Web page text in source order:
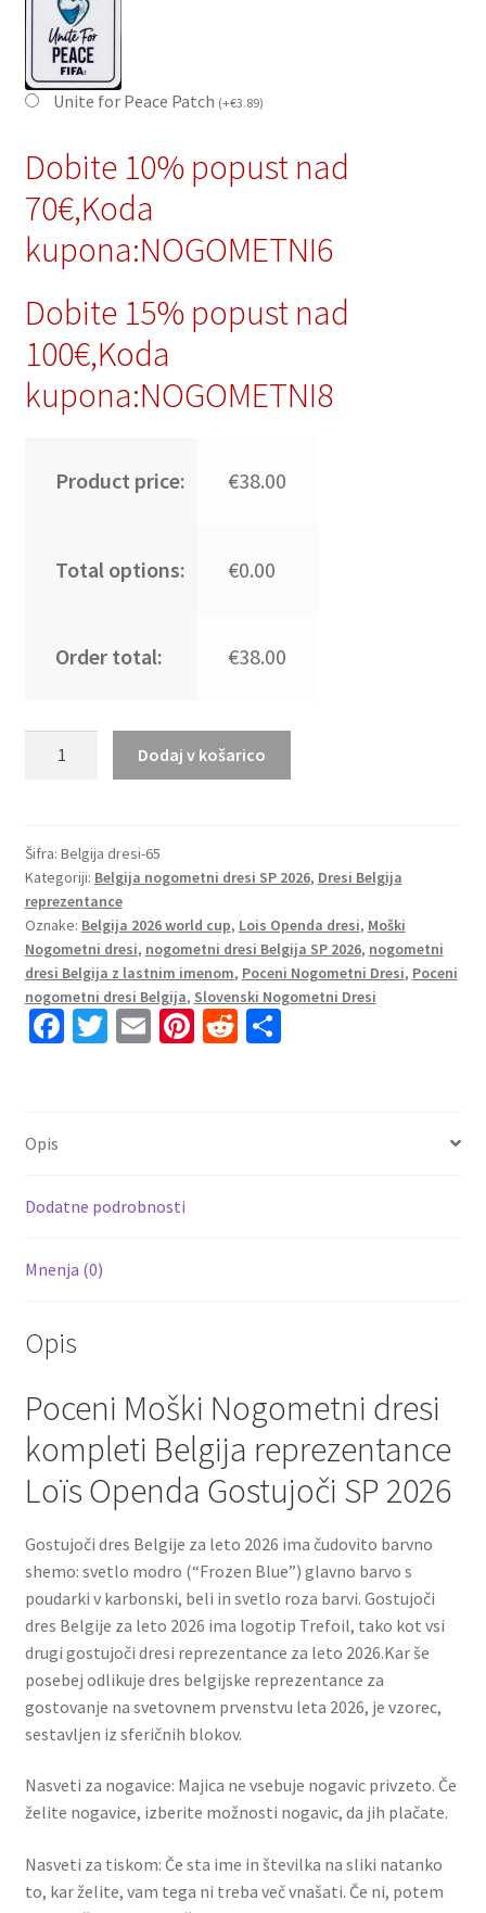
Unite for Peace Patch (+€3.89)
Dobite 10% popust nad
70€,Koda
kupona:NOGOMETNI6
Dobite 15% popust nad
100€,Koda
kupona:NOGOMETNI8
Product price: €38.00
Total options: €0.00
Order total: €38.00
Belgija
reprezentance
Loïs
Openda
#9
Gostujoči
SP
2026
Dodaj v košarico
Šifra: Belgija dresi-65
Kategoriji: Belgija nogometni dresi SP 2026, Dresi Belgija
reprezentance
Oznake: Belgija 2026 world cup, Lois Openda dresi, Moški
Nogometni dresi, nogometni dresi Belgija SP 2026, nogometni
dresi Belgija z lastnim imenom, Poceni Nogometni Dresi, Poceni
nogometni dresi Belgija, Slovenski Nogometni Dresi
Fa
k
T E Pi R S
Opis
Dodatne podrobnosti
Mnenja (0)
Opis
Poceni Moški Nogometni dresi
kompleti Belgija reprezentance
Loïs Openda Gostujoči SP 2026
Gostujoči dres Belgije za leto 2026 ima čudovito barvno
shemo: svetlo modro (“Frozen Blue”) glavno barvo s
poudarki v karbonski, beli in svetlo roza barvi. Gostujoči
dres Belgije za leto 2026 ima logotip Trefoil, tako kot vsi
drugi gostujoči dresi reprezentance za leto 2026.Kar še
posebej odlikuje dres belgijske reprezentance za
gostovanje na svetovnem prvenstvu leta 2026, je vzorec,
sestavljen iz sferičnih blokov.
Nasveti za nogavice: Majica ne vsebuje nogavic privzeto. Če
želite nogavice, izberite možnosti nogavic, da jih plačate.
Nasveti za tiskom: Če sta ime in številka na sliki natanko
to, kar želite, vam tega ni treba več vnašati. Če ni, potem